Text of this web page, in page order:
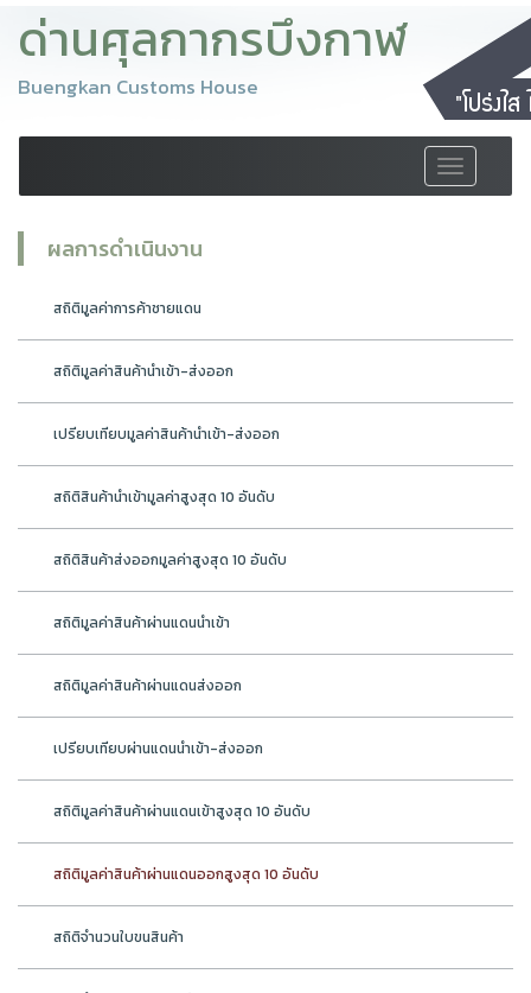
ด่านศุลกากรบึงกาฬ
Buengkan Customs House
Toggle
navigation
ผลการดำเนินงาน
สถิติมูลค่าการค้าชายแดน
สถิติมูลค่าสินค้านำเข้า-ส่งออก
เปรียบเทียบมูลค่าสินค้านำเข้า-ส่งออก
สถิติสินค้านำเข้ามูลค่าสูงสุด 10 อันดับ
สถิติสินค้าส่งออกมูลค่าสูงสุด 10 อันดับ
สถิติมูลค่าสินค้าผ่านแดนนำเข้า
สถิติมูลค่าสินค้าผ่านแดนส่งออก
เปรียบเทียบผ่านแดนนำเข้า-ส่งออก
สถิติมูลค่าสินค้าผ่านแดนเข้าสูงสุด 10 อันดับ
สถิติมูลค่าสินค้าผ่านแดนออกสูงสุด 10 อันดับ
สถิติจำนวนใบขนสินค้า